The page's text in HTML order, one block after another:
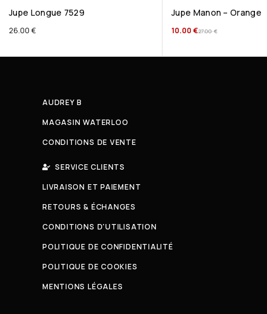
Jupe Longue 7529
26.00 €
Jupe Manon – Orange
27.00€
10.00 €
AUDREY B
MAGASIN WATERLOO
CONDITIONS DE VENTE
SERVICE CLIENTS
LIVRAISON ET PAIEMENT
RETOURS & ÉCHANGES
CONDITIONS D'UTILISATION
POLITIQUE DE CONFIDENTIALITÉ
POLITIQUE DE COOKIES
MENTIONS LÉGALES